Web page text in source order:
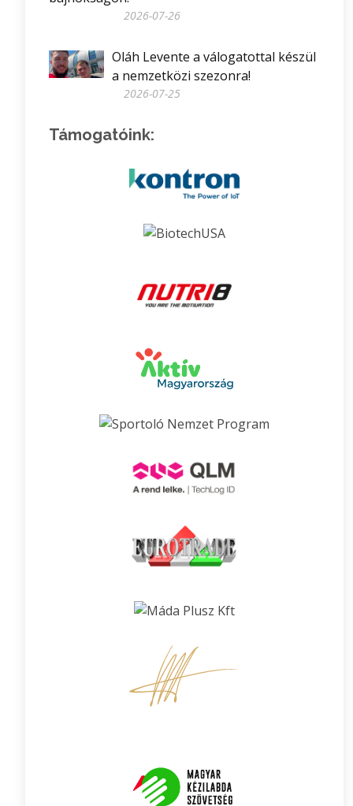
2026-07-26
Oláh Levente a válogatottal készül
a nemzetközi szezonra!
2026-07-25
Támogatóink: